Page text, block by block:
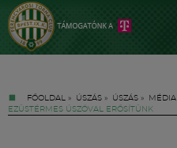
FŐOLDAL » ÚSZÁS » ÚSZÁS » MÉDIA
EZÜSTÉRMES ÚSZÓVAL ERŐSÍTÜNK